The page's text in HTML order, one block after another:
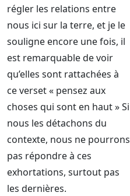
régler les relations entre
nous ici sur la terre, et je le
souligne encore une fois, il
est remarquable de voir
qu’elles sont rattachées à
ce verset « pensez aux
choses qui sont en haut » Si
nous les détachons du
contexte, nous ne pourrons
pas répondre à ces
exhortations, surtout pas
les dernières.